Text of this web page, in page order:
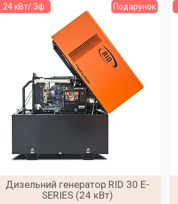
24 кВт/ 3ф Подарунок
Дизельний генератор RID 30 E-
SERIES (24 кВт)